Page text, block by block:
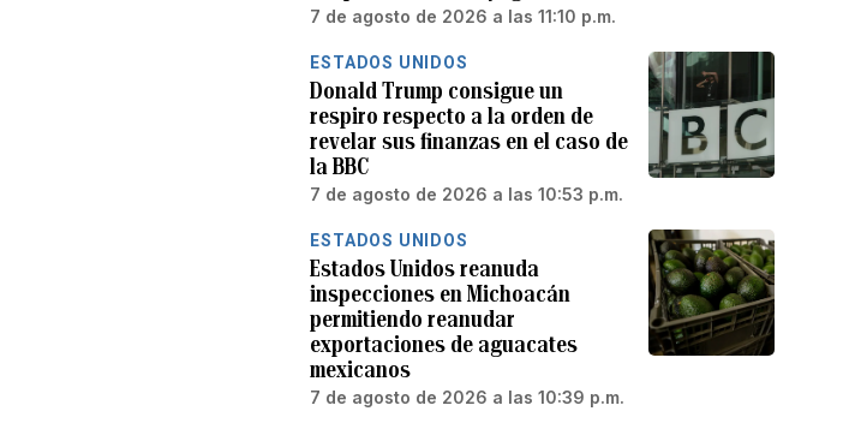
7 de agosto de 2026 a las 11:10 p.m.
ESTADOS UNIDOS
Donald Trump consigue un
respiro respecto a la orden de
revelar sus finanzas en el caso de
la BBC
7 de agosto de 2026 a las 10:53 p.m.
ESTADOS UNIDOS
Estados Unidos reanuda
inspecciones en Michoacán
permitiendo reanudar
exportaciones de aguacates
mexicanos
7 de agosto de 2026 a las 10:39 p.m.